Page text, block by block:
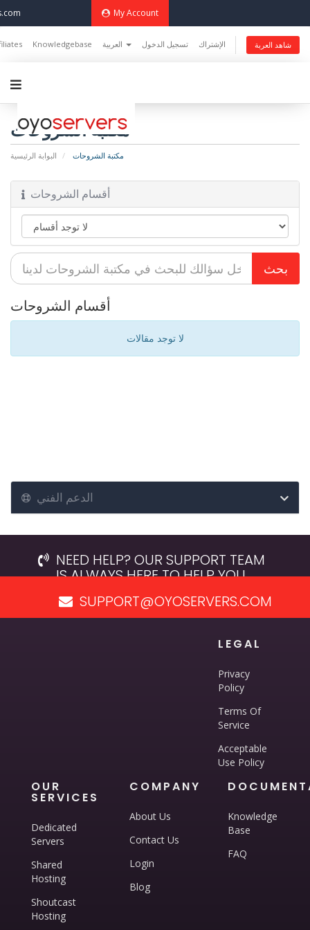
My Account
Knowledgebase تسجيل الدخول الإشتراك شاهد العربة
مكتبة الشروحات
البوابة الرئيسية مكتبة الشروحات
أقسام الشروحات
أقسام الشروحات
لا توجد مقالات
الدعم الفني
NEED HELP? OUR SUPPORT TEAM
IS ALWAYS HERE TO HELP YOU.
SUPPORT@OYOSERVERS.COM
LEGAL
Privacy
Policy
Terms Of
Service
Acceptable
Use Policy
OUR
SERVICES
Dedicated
Servers
Shared
Hosting
Shoutcast
Hosting
COMPANY
About Us
Contact Us
Login
Blog
Knowledge
Base
FAQ